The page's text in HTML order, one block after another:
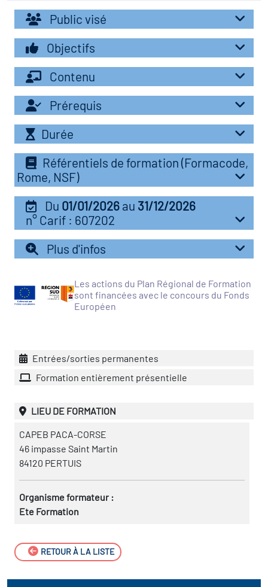
les métiers
clés métiers et
lieu d'information ou
des métiers en
des transitions
de l'Economie
Solidaire (ESS)
du secteur sanitaire
de l'Industrie
emploi-formation
des secteurs
Public visé
Objectifs
Contenu
Prérequis
Durée
Référentiels de formation (Formacode,
Rome, NSF)
Du 01/01/2026 au 31/12/2026
n° Carif : 607202
Plus d'infos
Les actions du Plan Régional de Formation
sont financées avec le concours du Fonds
Européen
Entrées/sorties permanentes
Formation entièrement présentielle
LIEU DE FORMATION
CAPEB PACA-CORSE
46 impasse Saint Martin
84120 PERTUIS
Organisme formateur :
Ete Formation
RETOUR À LA LISTE